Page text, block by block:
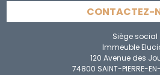
CONTACTEZ-
Siège social
Immeuble
120 Avenue des
74800 SAINT-PIERRE-